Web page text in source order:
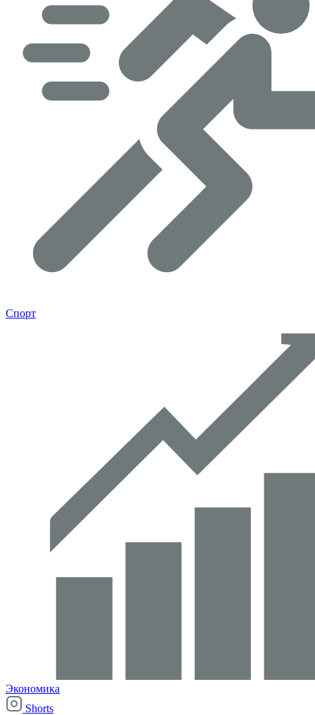
Спорт
Экономика
Shorts